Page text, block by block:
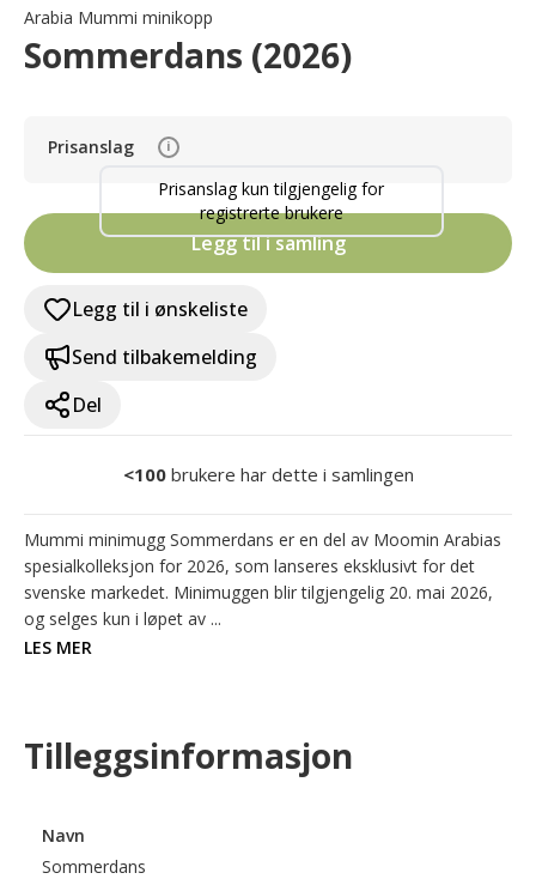
Arabia Mummi minikopp
Sommerdans (2026)
Prisanslag i
Prisanslag kun tilgjengelig for
registrerte brukere
Legg til i samling
Legg til i ønskeliste
Send tilbakemelding
Del
<100 brukere har dette i samlingen
Mummi minimugg Sommerdans er en del av Moomin Arabias
spesialkolleksjon for 2026, som lanseres eksklusivt for det
svenske markedet. Minimuggen blir tilgjengelig 20. mai 2026,
og selges kun i løpet av ...
LES MER
Tilleggsinformasjon
Navn
Sommerdans